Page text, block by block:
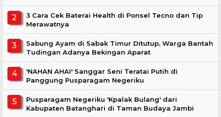
3 Cara Cek Baterai Health di Ponsel Tecno dan Tip
Merawatnya
Sabung Ayam di Sabak Timur Ditutup, Warga Bantah
Tudingan Adanya Bekingan Aparat
'NAHAN AHAI' Sanggar Seni Teratai Putih di
Panggung Pusparagam Negeriku
Pusparagam Negeriku 'Kpalak Bulang' dari
Kabupaten Batanghari di Taman Budaya Jambi